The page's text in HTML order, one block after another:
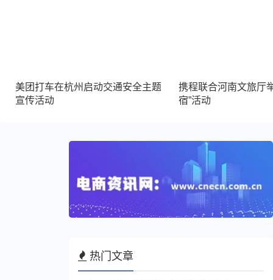
美团打车在杭州启动交通安全主题
宣传活动
携程联合河南文旅厅
宿”活动
热门文章